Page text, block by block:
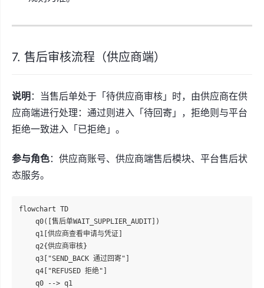
7. 售后审核流程（供应商端）
说明：当售后单处于「待供应商审核」时，由供应商在供
应商端进行处理：通过则进入「待回寄」，拒绝则与平台
拒绝一致进入「已拒绝」。
参与角色：供应商账号、供应商端售后模块、平台售后状
态服务。
flowchart TD
    q0([售后单WAIT_SUPPLIER_AUDIT])
    q1[供应商查看申请与凭证]
    q2{供应商审核}
    q3["SEND_BACK 通过回寄"]
    q4["REFUSED 拒绝"]
    q0 --> q1